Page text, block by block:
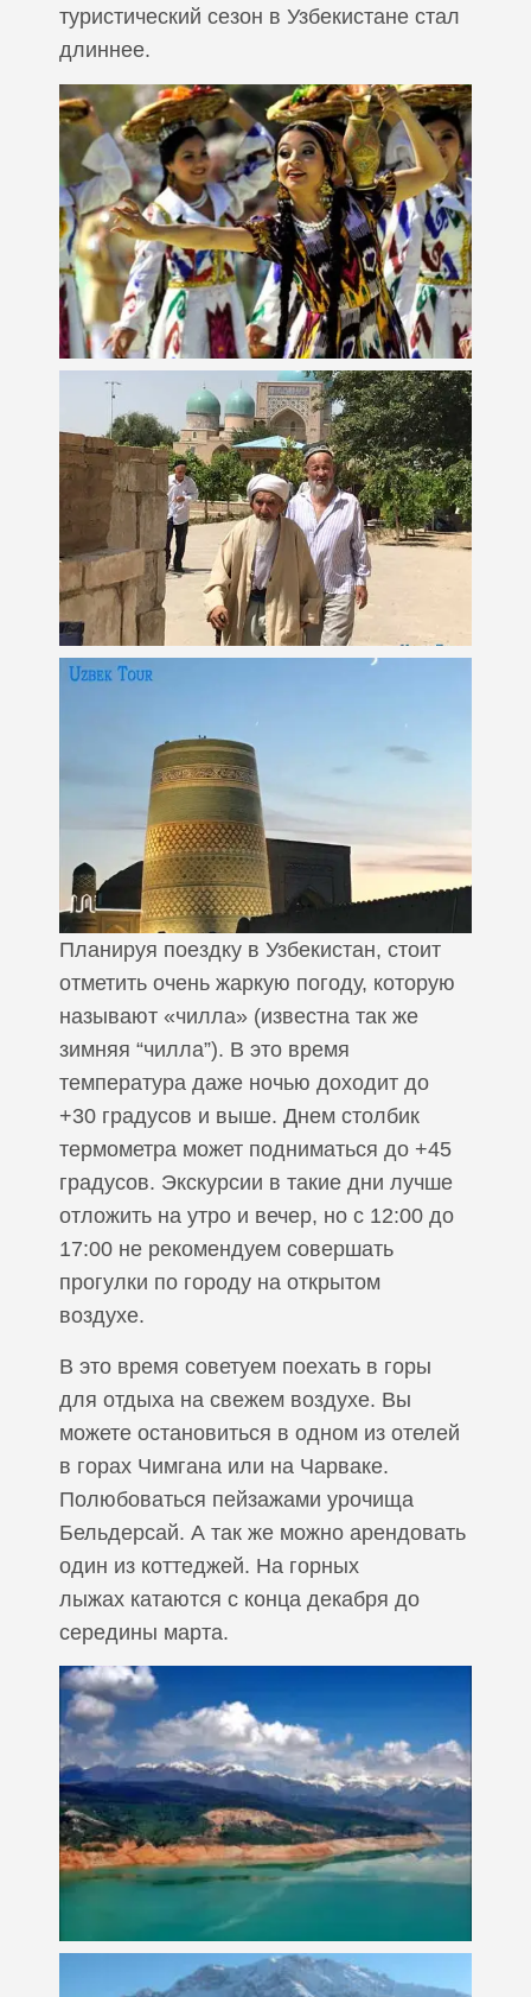
туристический сезон в Узбекистане стал
длиннее.
Планируя поездку в Узбекистан, стоит
отметить очень жаркую погоду, которую
называют «чилла» (известна так же
зимняя “чилла”). В это время
температура даже ночью доходит до
+30 градусов и выше. Днем столбик
термометра может подниматься до +45
градусов. Экскурсии в такие дни лучше
отложить на утро и вечер, но с 12:00 до
17:00 не рекомендуем совершать
прогулки по городу на открытом
воздухе.
В это время советуем поехать в горы
для отдыха на свежем воздухе. Вы
можете остановиться в одном из отелей
в горах Чимгана или на Чарваке.
Полюбоваться пейзажами урочища
Бельдерсай. А так же можно арендовать
один из коттеджей. На горных
лыжах катаются с конца декабря до
середины марта.